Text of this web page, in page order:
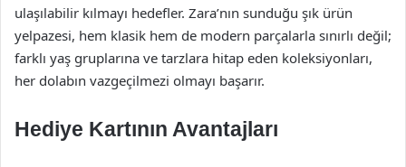
ulaşılabilir kılmayı hedefler. Zara’nın sunduğu şık ürün
yelpazesi, hem klasik hem de modern parçalarla sınırlı değil;
farklı yaş gruplarına ve tarzlara hitap eden koleksiyonları,
her dolabın vazgeçilmezi olmayı başarır.
Hediye Kartının Avantajları